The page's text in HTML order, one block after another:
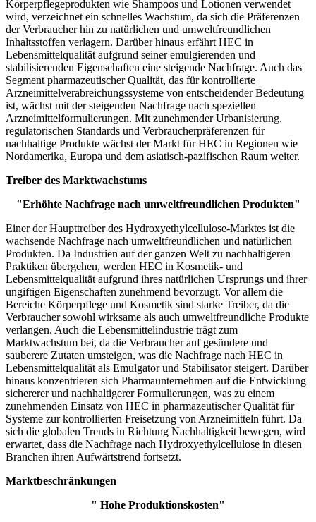
Körperpflegeprodukten wie Shampoos und Lotionen verwendet
wird, verzeichnet ein schnelles Wachstum, da sich die Präferenzen
der Verbraucher hin zu natürlichen und umweltfreundlichen
Inhaltsstoffen verlagern. Darüber hinaus erfährt HEC in
Lebensmittelqualität aufgrund seiner emulgierenden und
stabilisierenden Eigenschaften eine steigende Nachfrage. Auch das
Segment pharmazeutischer Qualität, das für kontrollierte
Arzneimittelverabreichungssysteme von entscheidender Bedeutung
ist, wächst mit der steigenden Nachfrage nach speziellen
Arzneimittelformulierungen. Mit zunehmender Urbanisierung,
regulatorischen Standards und Verbraucherpräferenzen für
nachhaltige Produkte wächst der Markt für HEC in Regionen wie
Nordamerika, Europa und dem asiatisch-pazifischen Raum weiter.
Treiber des Marktwachstums
"Erhöhte Nachfrage nach umweltfreundlichen Produkten"
Einer der Haupttreiber des Hydroxyethylcellulose-Marktes ist die
wachsende Nachfrage nach umweltfreundlichen und natürlichen
Produkten. Da Industrien auf der ganzen Welt zu nachhaltigeren
Praktiken übergehen, werden HEC in Kosmetik- und
Lebensmittelqualität aufgrund ihres natürlichen Ursprungs und ihrer
ungiftigen Eigenschaften zunehmend bevorzugt. Vor allem die
Bereiche Körperpflege und Kosmetik sind starke Treiber, da die
Verbraucher sowohl wirksame als auch umweltfreundliche Produkte
verlangen. Auch die Lebensmittelindustrie trägt zum
Marktwachstum bei, da die Verbraucher auf gesündere und
sauberere Zutaten umsteigen, was die Nachfrage nach HEC in
Lebensmittelqualität als Emulgator und Stabilisator steigert. Darüber
hinaus konzentrieren sich Pharmaunternehmen auf die Entwicklung
sichererer und nachhaltigerer Formulierungen, was zu einem
zunehmenden Einsatz von HEC in pharmazeutischer Qualität für
Systeme zur kontrollierten Freisetzung von Arzneimitteln führt. Da
sich die globalen Trends in Richtung Nachhaltigkeit bewegen, wird
erwartet, dass die Nachfrage nach Hydroxyethylcellulose in diesen
Branchen ihren Aufwärtstrend fortsetzt.
Marktbeschränkungen
" Hohe Produktionskosten"